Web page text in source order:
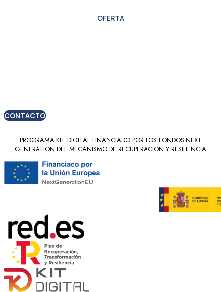
OFERTA
CONTACTO
PROGRAMA KIT DIGITAL FINANCIADO POR LOS FONDOS NEXT
GENERATION DEL MECANISMO DE RECUPERACIÓN Y RESILIENCIA